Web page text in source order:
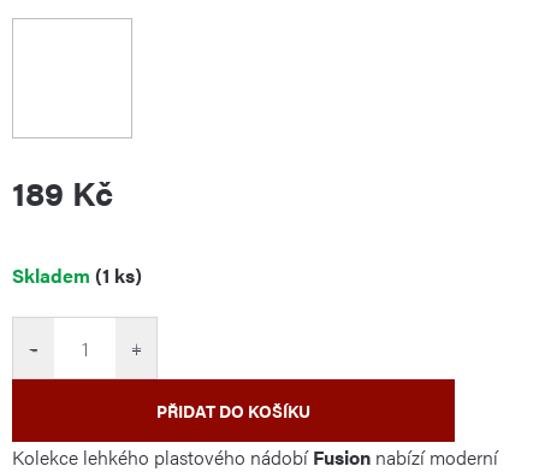
189 Kč
Měrná
Skladem (1 ks)
+
−
PŘIDAT DO KOŠÍKU
Kolekce lehkého plastového nádobíFusion nabízí moderní